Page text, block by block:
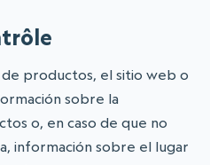
productos, el sitio web o
sobre la
o, en caso de que no
información sobre el lugar